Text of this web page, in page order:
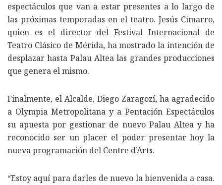
espectáculos que van a estar presentes a lo largo de
las próximas temporadas en el teatro. Jesús Cimarro,
quien es el director del Festival Internacional de
Teatro Clásico de Mérida, ha mostrado la intención de
desplazar hasta Palau Altea las grandes producciones
que genera el mismo.
Finalmente, el Alcalde, Diego Zaragozí, ha agradecido
a Olympia Metropolitana y a Pentación Espectáculos
su apuesta por gestionar de nuevo Palau Altea y ha
reconocido ser un placer el poder presentar hoy la
nueva programación del Centre d’Arts.
“Estoy aquí para darles de nuevo la bienvenida a casa.